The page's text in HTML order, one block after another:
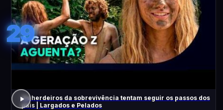
29
Os herdeiros da sobrevivência tentam seguir os passos dos
pais | Largados e Pelados